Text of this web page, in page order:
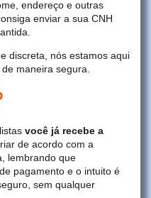
endereço e outras
enviar a sua CNH
discreta, nós estamos aqui
maneira segura.
você já recebe a
de acordo com a
lembrando que
pagamento e o intuito é
sem qualquer